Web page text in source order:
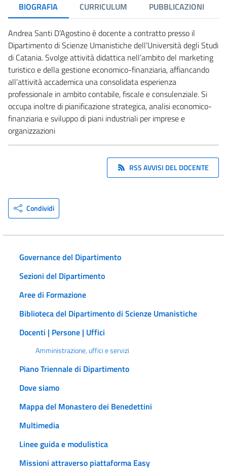
BIOGRAFIA CURRICULUM PUBBLICAZIONI
Andrea Santi D’Agostino è docente a contratto presso il
Dipartimento di Scienze Umanistiche dell’Università degli Studi
di Catania. Svolge attività didattica nell’ambito del marketing
turistico e della gestione economico-finanziaria, affiancando
all’attività accademica una consolidata esperienza
professionale in ambito contabile, fiscale e consulenziale. Si
occupa inoltre di pianificazione strategica, analisi economico-
finanziaria e sviluppo di piani industriali per imprese e
organizzazioni
RSS AVVISI DEL DOCENTE
Condividi
Governance del Dipartimento
Sezioni del Dipartimento
Aree di Formazione
Biblioteca del Dipartimento di Scienze Umanistiche
Docenti | Persone | Uffici
Amministrazione, uffici e servizi
Piano Triennale di Dipartimento
Dove siamo
Mappa del Monastero dei Benedettini
Multimedia
Linee guida e modulistica
Missioni attraverso piattaforma Easy